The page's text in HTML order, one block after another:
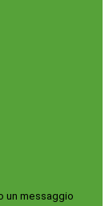
un messaggio